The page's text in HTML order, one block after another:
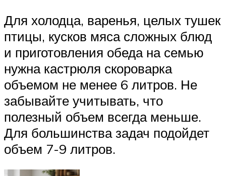
Для холодца, варенья, целых тушек
птицы, кусков мяса сложных блюд
и приготовления обеда на семью
нужна кастрюля скороварка
объемом не менее 6 литров. Не
забывайте учитывать, что
полезный объем всегда меньше.
Для большинства задач подойдет
объем 7-9 литров.